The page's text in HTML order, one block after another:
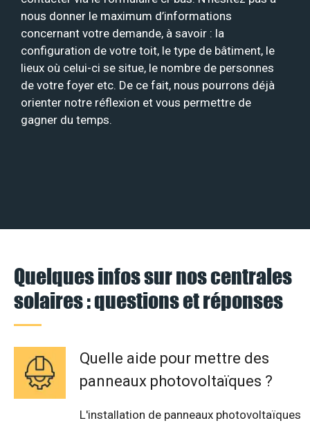
nous donner le maximum d’informations
concernant votre demande, à savoir : la
configuration de votre toit, le type de bâtiment, le
lieux où celui-ci se situe, le nombre de personnes
de votre foyer etc. De ce fait, nous pourrons déjà
orienter notre réflexion et vous permettre de
gagner du temps.
Quelques infos sur nos centrales
solaires : questions et réponses
Quelle aide pour mettre des
panneaux photovoltaïques ?
L'installation de panneaux photovoltaïques